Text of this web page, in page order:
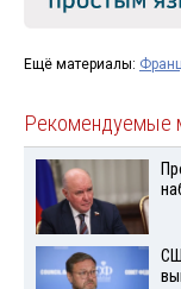
Ещё материалы:
Рекомендуемые